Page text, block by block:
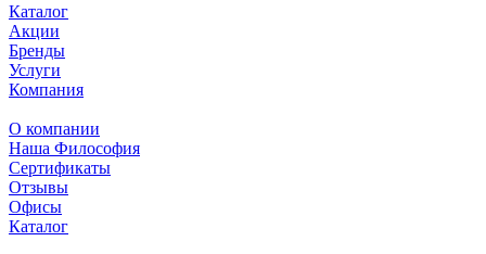
Каталог
Акции
Бренды
Услуги
Компания
О компании
Наша Философия
Сертификаты
Отзывы
Офисы
Каталог